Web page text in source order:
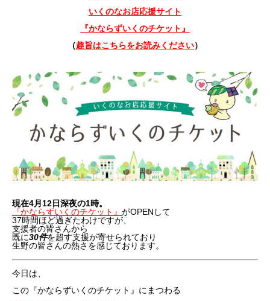
いくのなお店応援サイト
『かならずいくのチケット』
（趣旨はこちらをお読みください）
現在4月12日深夜の1時。
『かならずいくのチケット』 がOPENして
37時間ほど過ぎたわけですが、
支援者の皆さんから
既に30件を超す支援が寄せられており
生野の皆さんの熱さを感じております。
今日は、
この『かならずいくのチケット』にまつわる